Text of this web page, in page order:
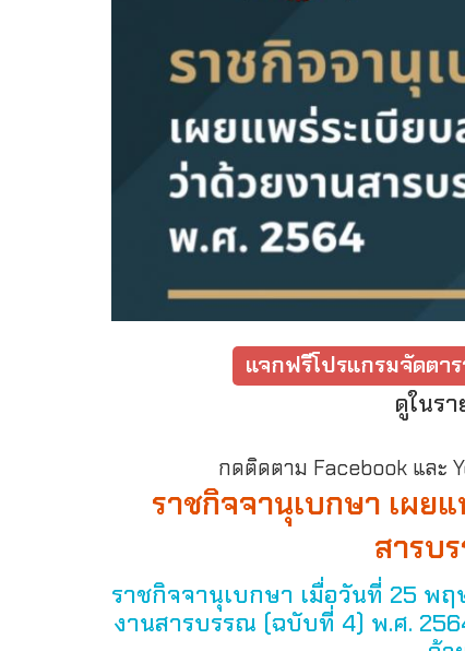
แจกฟรีโปรแกรมจัดตาร
ดูในร
กดติดตาม Facebook และ
ราชกิจจานุเบกษา เผย
สารบ
ราชกิจจานุเบกษา เมื่อวันที่ 25 พ
งานสารบรรณ (ฉบับที่ 4) พ.ศ.